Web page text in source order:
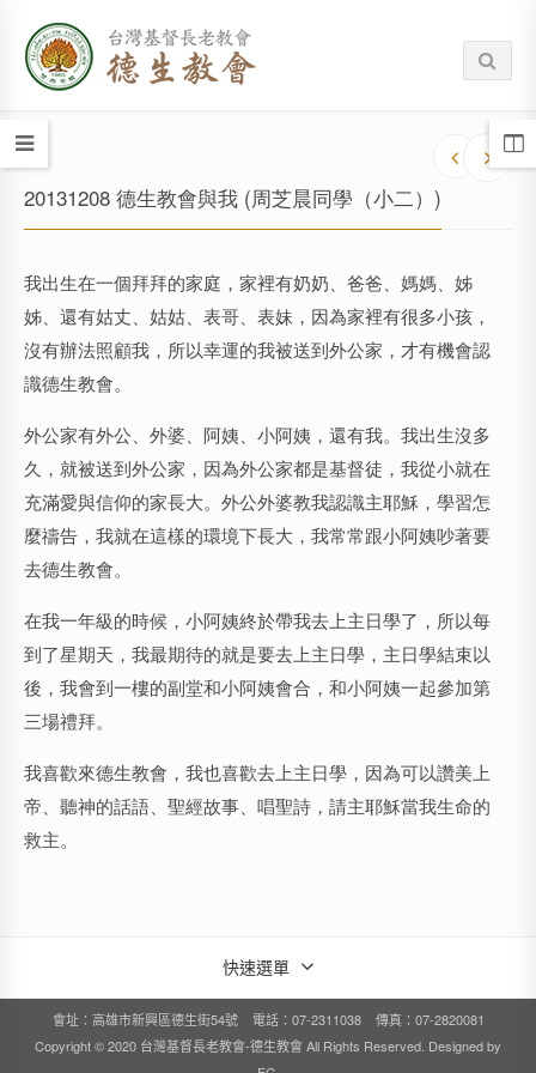
20131208 德生教會與我 (周芝晨同學（小二）)
我出生在一個拜拜的家庭，家裡有奶奶、爸爸、媽媽、姊
姊、還有姑丈、姑姑、表哥、表妹，因為家裡有很多小孩，
沒有辦法照顧我，所以幸運的我被送到外公家，才有機會認
識德生教會。
外公家有外公、外婆、阿姨、小阿姨，還有我。我出生沒多
久，就被送到外公家，因為外公家都是基督徒，我從小就在
充滿愛與信仰的家長大。外公外婆教我認識主耶穌，學習怎
麼禱告，我就在這樣的環境下長大，我常常跟小阿姨吵著要
去德生教會。
在我一年級的時候，小阿姨終於帶我去上主日學了，所以每
到了星期天，我最期待的就是要去上主日學，主日學結束以
後，我會到一樓的副堂和小阿姨會合，和小阿姨一起參加第
三場禮拜。
我喜歡來德生教會，我也喜歡去上主日學，因為可以讚美上
帝、聽神的話語、聖經故事、唱聖詩，請主耶穌當我生命的
救主。
快速選單
會址：高雄市新興區德生街54號 電話：07-2311038 傳真：07-2820081
Copyright © 2020 台灣基督長老教會-德生教會 All Rights Reserved. Designed by